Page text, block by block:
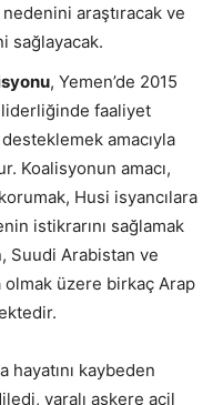
araştıracak ve
sağlayacak.
, Yemen’de 2015
liderliğinde faaliyet
amacıyla
Koalisyonun amacı,
Husi isyancılara
istikrarını sağlamak
Suudi Arabistan ve
üzere birkaç Arap
hayatını kaybeden
yaralı askere acil